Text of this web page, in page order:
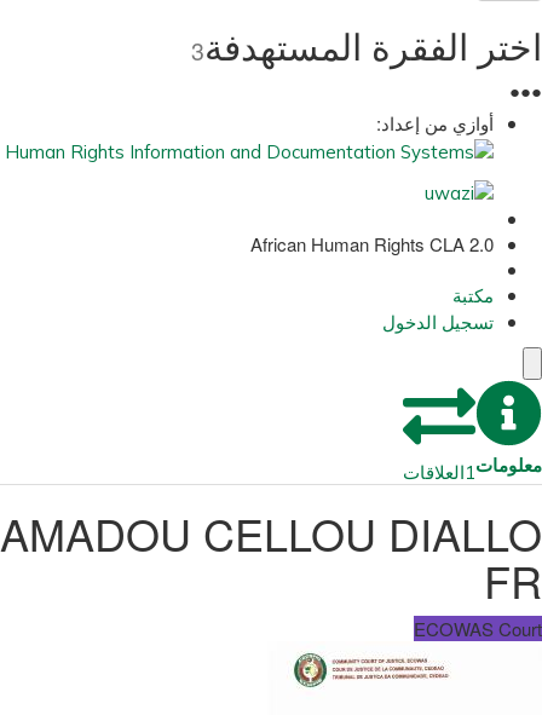
اختر الفقرة المستهدفة3
●
●
●
أوازي من إعداد:
African Human Rights CLA 2.0
مكتبة
تسجيل الدخول
معلومات1العلاقات
AMADOU CELLOU DIALLO
FR
ECOWAS Court